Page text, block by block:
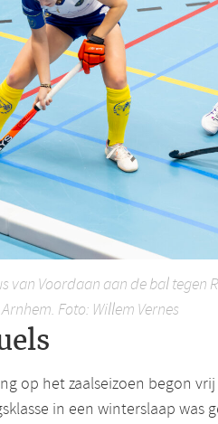
van Voordaan aan de bal tegen
Foto: Willem Vernes
op het zaalseizoen begon
in een winterslaap was